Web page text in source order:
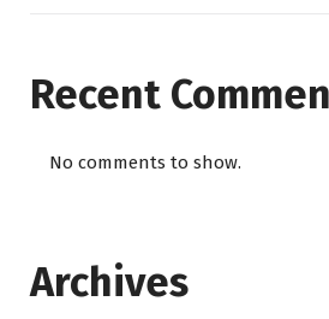
Recent
No comments to show.
Archives